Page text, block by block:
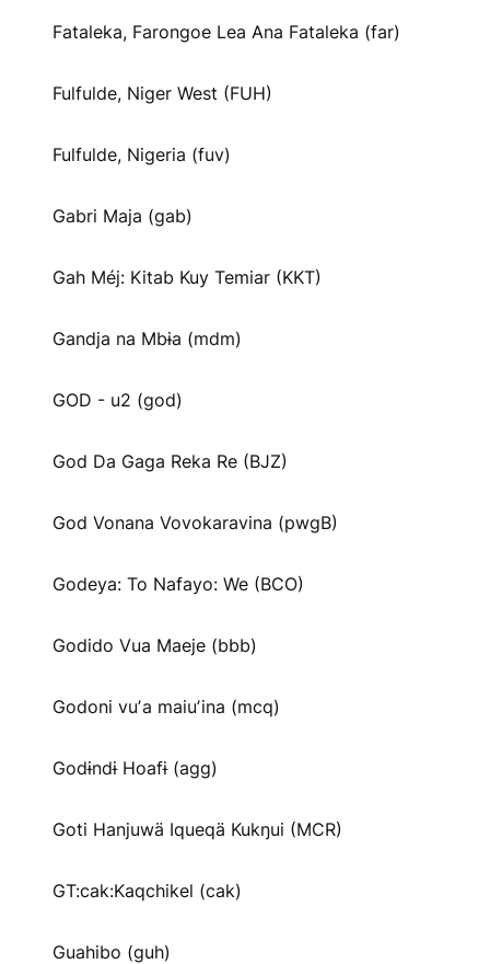
Fataleka, Farongoe Lea Ana Fataleka (far)
Fulfulde, Niger West (FUH)
Fulfulde, Nigeria (fuv)
Gabri Maja (gab)
Gah Méj: Kitab Kuy Temiar (KKT)
Gandja na Mbɨa (mdm)
GOD - u2 (god)
God Da Gaga Reka Re (BJZ)
God Vonana Vovokaravina (pwgB)
Godeya: To Nafayo: We (BCO)
Godido Vua Maeje (bbb)
Godoni vuʼa maiuʼina (mcq)
Godɨndɨ Hoafɨ (agg)
Goti Hanjuwä Iqueqä Kukŋui (MCR)
GT:cak:Kaqchikel (cak)
Guahibo (guh)